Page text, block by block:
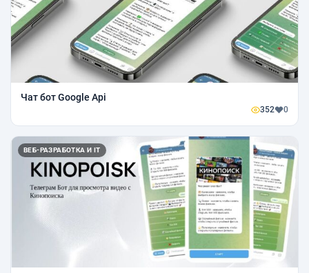
Чат бот Google Api
352 0
ВЕБ-РАЗРАБОТКА И IT